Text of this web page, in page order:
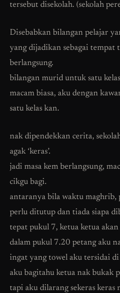
tersebut disekolah. (sekolah
Disebabkan bilangan pelajar
yang dijadikan sebagai tempat
berlangsung.
bilangan murid untuk satu
macam biasa, aku dengan
satu kelas kan.
nak dipendekkan cerita,
agak ‘keras’.
jadi masa kem berlangsung,
cikgu bagi.
antaranya bila waktu maghrib,
perlu ditutup dan tiada siapa
tepat pukul 7, ketua ketua
dalam pukul 7.20 petang aku
ingat yang towel aku tersidai di
aku bagitahu ketua nak bukak
tapi aku dilarang sekeras keras